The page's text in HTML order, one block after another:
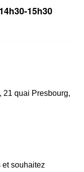
15h30
21 quai Presbourg,
et souhaitez